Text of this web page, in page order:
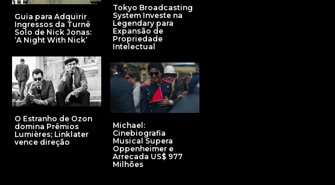
Guia para Adquirir
Ingressos da Turnê
Solo de Nick Jonas:
‘A Night With Nick’
Tokyo Broadcasting
System Investe na
Legendary para
Expansão de
Propriedade
Intelectual
O Estranho de Ozon
domina Prêmios
Lumières; Linklater
vence direção
Michael:
Cinebiografia
Musical Supera
Oppenheimer e
Arrecada US$ 977
Milhões